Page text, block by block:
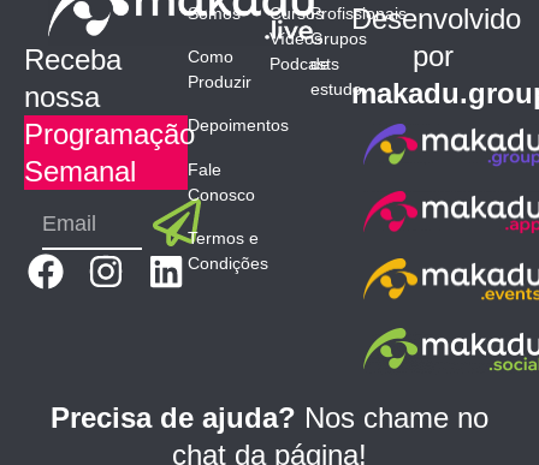
Receba
nossa
Programação
Semanal
Email Submit
F
b
I
a
L
e
d
Somos
Como
Produzir
Depoimentos
Fale
Conosco
Termos e
Condições
Cursos
Vídeos
Podcasts
Profissionais
Grupos
de
estudo
Desenvolvido
por
Precisa de ajuda? Nos chame no
chat da página!